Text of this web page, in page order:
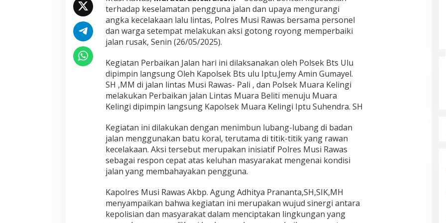
i
J
a
l
a
n
u
s
a
k
terhadap keselamatan pengguna jalan dan upaya mengurangi
angka kecelakaan lalu lintas, Polres Musi Rawas bersama personel
dan warga setempat melakukan aksi gotong royong memperbaiki
jalan rusak, Senin (26/05/2025).
Kegiatan Perbaikan Jalan hari ini dilaksanakan oleh Polsek Bts Ulu
dipimpin langsung Oleh Kapolsek Bts ulu Iptu.Jemy Amin Gumayel.
SH ,MM di jalan lintas Musi Rawas- Pali , dan Polsek Muara Kelingi
melakukan Perbaikan jalan Lintas Muara Beliti menuju Muara
Kelingi dipimpin langsung Kapolsek Muara Kelingi Iptu Suhendra. SH
Kegiatan ini dilakukan dengan menimbun lubang-lubang di badan
jalan menggunakan batu koral, terutama di titik-titik yang rawan
kecelakaan. Aksi tersebut merupakan inisiatif Polres Musi Rawas
sebagai respon cepat atas keluhan masyarakat mengenai kondisi
jalan yang membahayakan pengguna.
Kapolres Musi Rawas Akbp. Agung Adhitya Prananta,SH,SIK,MH
menyampaikan bahwa kegiatan ini merupakan wujud sinergi antara
kepolisian dan masyarakat dalam menciptakan lingkungan yang